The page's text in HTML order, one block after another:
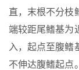
直，末根不分枝
端较距尾鳍基为
入，起点至腹鳍
不伸达腹鳍起点